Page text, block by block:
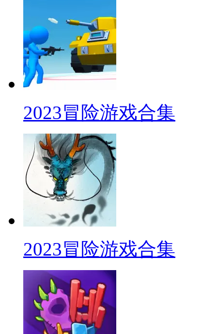
2023冒险游戏合集
2023冒险游戏合集